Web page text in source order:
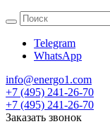
Telegram
WhatsApp
info@energo1.com
+7 (495) 241-26-70
+7 (495) 241-26-70
Заказать звонок